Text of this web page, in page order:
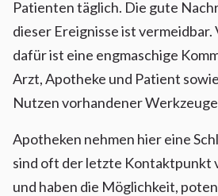
Patienten täglich. Die gute
dieser Ereignisse ist vermeidbar.
dafür ist eine engmaschige
Arzt, Apotheke und Patient
Nutzen vorhandener
Apotheken nehmen hier eine
sind oft der letzte Kontaktpunkt
und haben die Möglichkeit,